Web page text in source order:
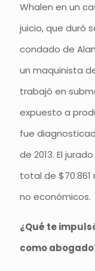
Whalen en un
juicio, que duró
condado de
un maquinista
trabajó en
expuesto a
fue
de 2013. El
total de
no económicos.
¿Qué te
como